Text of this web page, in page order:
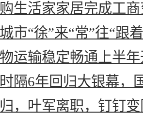
生活家家居完成工
市“徐”来“常”往“跟
运输稳定畅通上半
隔6年回归大银幕，
，叶军离职，钉钉